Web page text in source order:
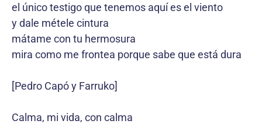
el único testigo que tenemos aquí es el viento
y dale métele cintura
mátame con tu hermosura
mira como me frontea porque sabe que está dura
[Pedro Capó y Farruko]
Calma, mi vida, con calma